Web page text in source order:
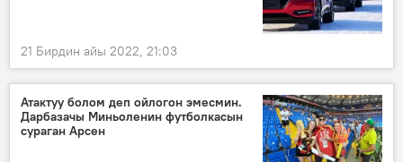
21 Бирдин айы 2022, 21:03
Атактуу болом деп ойлогон эмесмин.
Дарбазачы Миньоленин футболкасын
сураган Арсен